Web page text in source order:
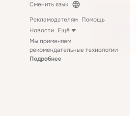
Сменить язык
Рекламодателям Помощь
Новости Ещё
Мы применяем
рекомендательные технологии
Подробнее